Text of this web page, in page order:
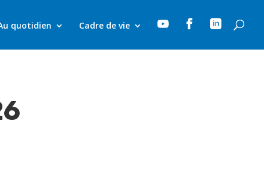
quotidien Cadre de vie   